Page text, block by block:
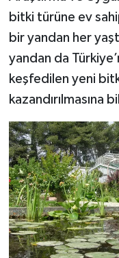
bitki türüne ev
bir yandan her
yandan da
keşfedilen yeni
kazandırılmasına